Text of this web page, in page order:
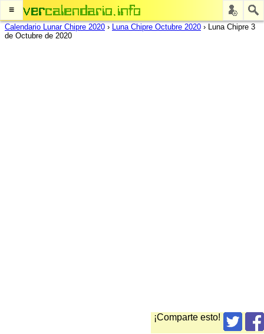
≡
Calendario Lunar Chipre 2020 › Luna Chipre Octubre 2020 › Luna Chipre 3
de Octubre de 2020
¡Comparte esto!